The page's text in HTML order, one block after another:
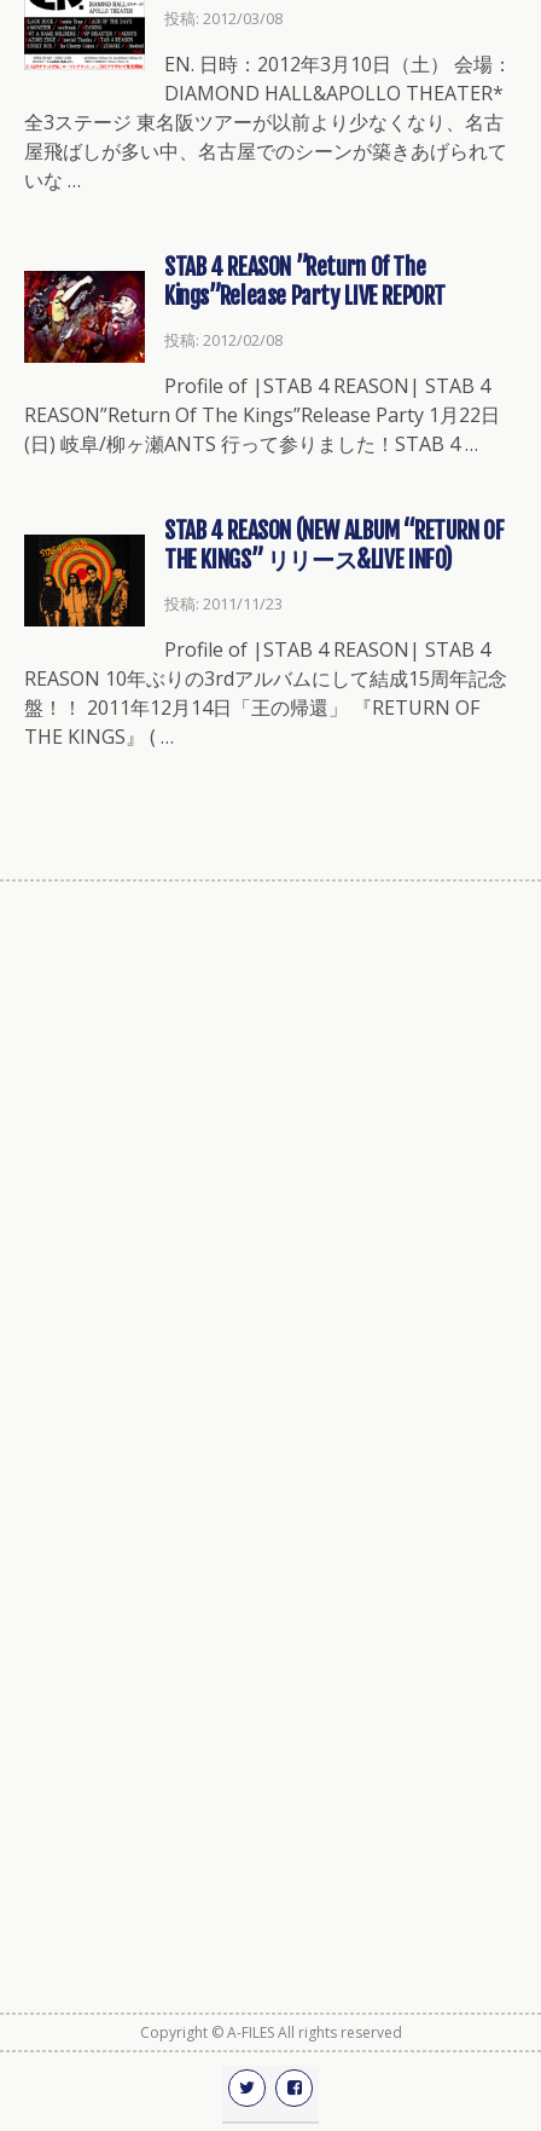
投稿: 2012/03/08
EN. 日時：2012年3月10日（土） 会場：
DIAMOND HALL&APOLLO THEATER*
全3ステージ 東名阪ツアーが以前より少なくなり、名古
屋飛ばしが多い中、名古屋でのシーンが築きあげられて
いな …
STAB 4 REASON ”Return Of The
Kings”Release Party LIVE REPORT
投稿: 2012/02/08
Profile of |STAB 4 REASON| STAB 4
REASON”Return Of The Kings”Release Party 1月22日
(日) 岐阜/柳ヶ瀬ANTS 行って参りました！STAB 4 …
STAB 4 REASON (NEW ALBUM “RETURN OF
THE KINGS” リリース&LIVE INFO)
投稿: 2011/11/23
Profile of |STAB 4 REASON| STAB 4
REASON 10年ぶりの3rdアルバムにして結成15周年記念
盤！！ 2011年12月14日「王の帰還」 『RETURN OF
THE KINGS』 ( …
Copyright © A-FILES All rights reserved